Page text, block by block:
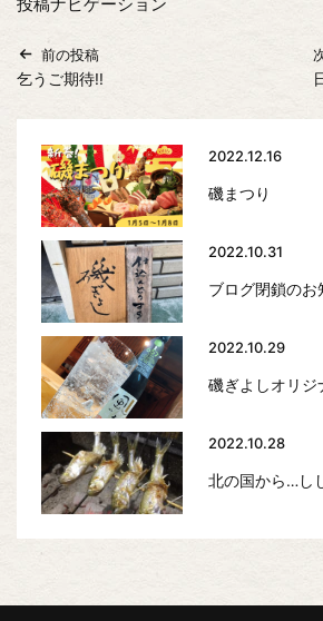
前の投稿
乞うご期待!!
2022.12.16
磯まつり
2022.10.31
ブログ閉鎖のお
2022.10.29
磯ぎよしオリジ
2022.10.28
北の国から…し